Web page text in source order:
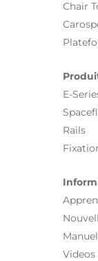
Chair
E-
Rails
Videos